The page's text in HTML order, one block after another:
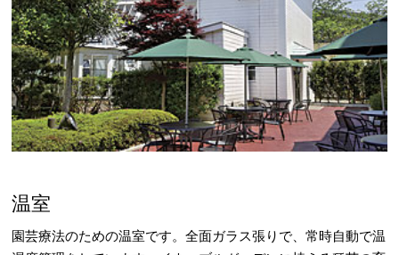
温室
園芸療法のための温室です。全面ガラス張りで、常時自動で温